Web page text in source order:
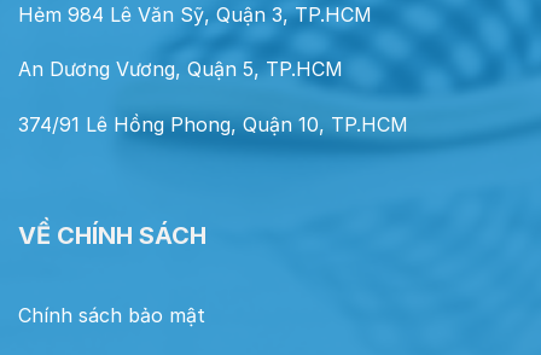
Hẻm 984 Lê Văn Sỹ, Quận 3, TP.HCM
An Dương Vương, Quận 5, TP.HCM
374/91 Lê Hồng Phong, Quận 10, TP.HCM
VỀ CHÍNH SÁCH
Chính sách bảo mật